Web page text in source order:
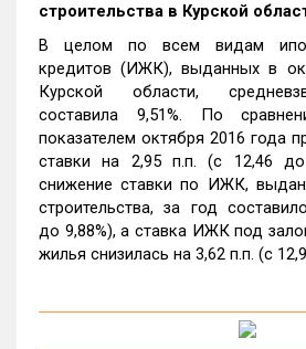
строительства в Курской
В целом по всем видам
кредитов (ИЖК), выданных в
Курской области,
составила 9,51%. По
показателем октября 2016 года
ставки на 2,95 п.п. (с 12,46
снижение ставки по ИЖК,
строительства, за год
до 9,88%), а ставка ИЖК под
жилья снизилась на 3,62 п.п. (с